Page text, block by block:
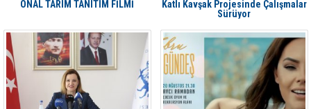
ÖNAL TARIM TANITIM FİLMİ
Katlı Kavşak Projesinde Çalışmalar
Sürüyor